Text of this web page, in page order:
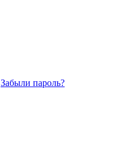
Забыли пароль?